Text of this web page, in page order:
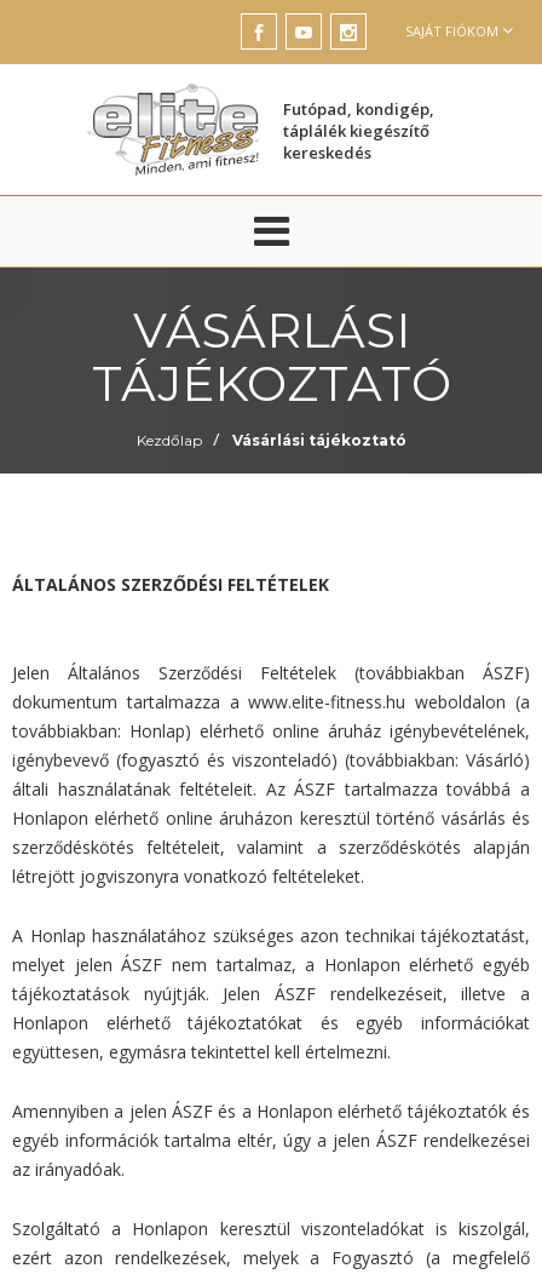
SAJÁT FIÓKOM
Futópad, kondigép,
táplálék kiegészítő
kereskedés
VÁSÁRLÁSI
TÁJÉKOZTATÓ
Kezdőlap / Vásárlási tájékoztató
ÁLTALÁNOS SZERZŐDÉSI FELTÉTELEK
Jelen Általános Szerződési Feltételek (továbbiakban ÁSZF)
dokumentum tartalmazza a www.elite-fitness.hu weboldalon (a
továbbiakban: Honlap) elérhető online áruház igénybevételének,
igénybevevő (fogyasztó és viszonteladó) (továbbiakban: Vásárló)
általi használatának feltételeit. Az ÁSZF tartalmazza továbbá a
Honlapon elérhető online áruházon keresztül történő vásárlás és
szerződéskötés feltételeit, valamint a szerződéskötés alapján
létrejött jogviszonyra vonatkozó feltételeket.
A Honlap használatához szükséges azon technikai tájékoztatást,
melyet jelen ÁSZF nem tartalmaz, a Honlapon elérhető egyéb
tájékoztatások nyújtják. Jelen ÁSZF rendelkezéseit, illetve a
Honlapon elérhető tájékoztatókat és egyéb információkat
együttesen, egymásra tekintettel kell értelmezni.
Amennyiben a jelen ÁSZF és a Honlapon elérhető tájékoztatók és
egyéb információk tartalma eltér, úgy a jelen ÁSZF rendelkezései
az irányadóak.
Szolgáltató a Honlapon keresztül viszonteladókat is kiszolgál,
ezért azon rendelkezések, melyek a Fogyasztó (a megfelelő